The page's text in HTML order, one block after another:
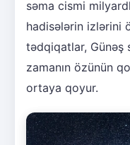
səma cismi
hadisələrin izlərini
tədqiqatlar, Günəş
zamanın özünün
ortaya qoyur.